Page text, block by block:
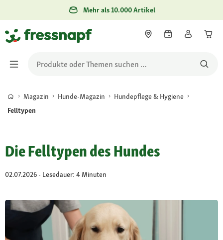
Mehr als 10.000 Artikel
Magazin Hunde-Magazin
Hundepflege & Hygiene
Felltypen
Die Felltypen des Hundes
02.07.2026 - Lesedauer: 4 Minuten